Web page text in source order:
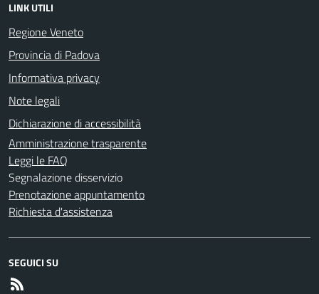
LINK UTILI
Regione Veneto
Provincia di Padova
Informativa privacy
Note legali
Dichiarazione di accessibilità
Amministrazione trasparente
Leggi le FAQ
Segnalazione disservizio
Prenotazione appuntamento
Richiesta d'assistenza
SEGUICI SU